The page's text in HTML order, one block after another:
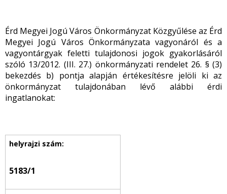
Érd Megyei Jogú Város Önkormányzat Közgyűlése az Érd
Megyei Jogú Város Önkormányzata vagyonáról és a
vagyontárgyak feletti tulajdonosi jogok gyakorlásáról
szóló 13/2012. (III. 27.) önkormányzati rendelet 26. § (3)
bekezdés b) pontja alapján értékesítésre jelöli ki az
önkormányzat tulajdonában lévő alábbi érdi
ingatlanokat:
5183/1